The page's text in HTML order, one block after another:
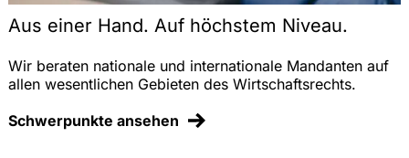
Aus einer Hand. Auf höchstem Niveau.
Wir beraten nationale und internationale Mandanten auf
allen wesentlichen Gebieten des Wirtschaftsrechts.
Schwerpunkte ansehen